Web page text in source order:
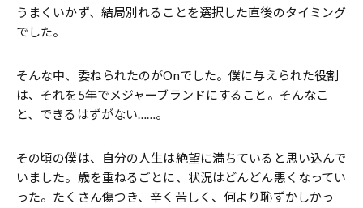
うまくいかず、結局別れることを選択した直後のタイミング
でした。
そんな中、委ねられたのがOnでした。僕に与えられた役割
は、それを5年でメジャーブランドにすること。そんなこ
と、できるはずがない……。
その頃の僕は、自分の人生は絶望に満ちていると思い込んで
いました。歳を重ねるごとに、状況はどんどん悪くなってい
った。たくさん傷つき、辛く苦しく、何より恥ずかしかっ